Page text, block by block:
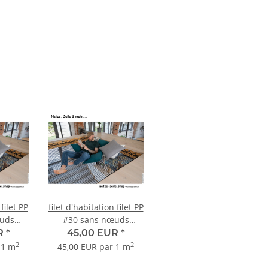
PP
*
m2
filet d'habitation filet PP
#30 sans nœuds
Trapèze isocèle -
Épaisseur du fil 5mm
45,00 EUR *
45,00 EUR par 1 m2